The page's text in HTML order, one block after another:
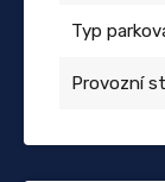
Typ
Provozní